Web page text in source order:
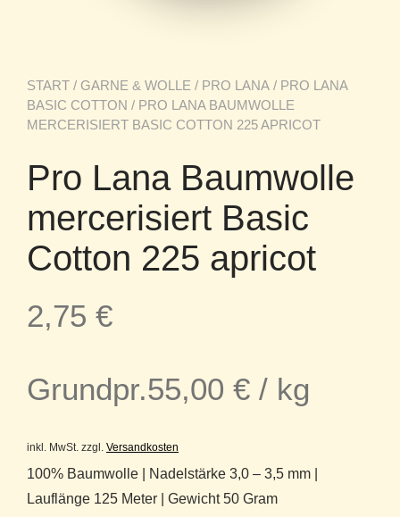
START / GARNE & WOLLE / PRO LANA / PRO LANA
BASIC COTTON / PRO LANA BAUMWOLLE
MERCERISIERT BASIC COTTON 225 APRICOT
Pro Lana Baumwolle
mercerisiert Basic
Cotton 225 apricot
2,75 €
Grundpr.55,00 € / kg
inkl. MwSt. zzgl. Versandkosten
100% Baumwolle | Nadelstärke 3,0 – 3,5 mm |
Lauflänge 125 Meter | Gewicht 50 Gram